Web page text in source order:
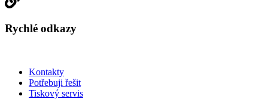
Rychlé odkazy
Kontakty
Potřebuji řešit
Tiskový servis